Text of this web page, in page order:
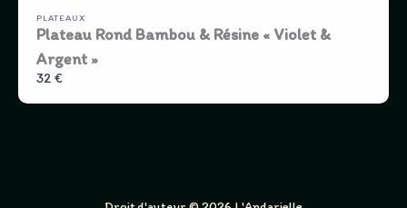
PLATEAUX
Plateau Rond Bambou & Résine « Violet &
Argent »
32 €